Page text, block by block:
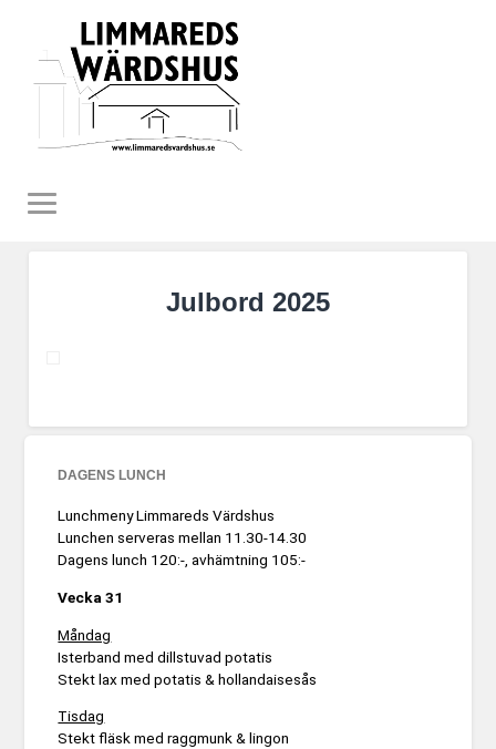
Julbord 2025
DAGENS LUNCH
Lunchmeny Limmareds Värdshus
Lunchen serveras mellan 11.30-14.30
Dagens lunch 120:-, avhämtning 105:-
Vecka 31
Måndag
Isterband med dillstuvad potatis
Stekt lax med potatis & hollandaisesås
Tisdag
Stekt fläsk med raggmunk & lingon